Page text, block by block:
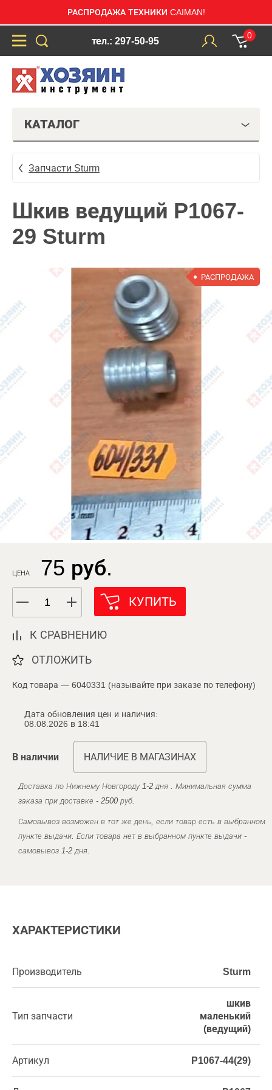
РАСПРОДАЖА ТЕХНИКИ CAIMAN!
тел.: 297-50-95
0
КАТАЛОГ
Запчасти Sturm
Шкив ведущий P1067-
29 Sturm
РАСПРОДАЖА
ЦЕНА 75 руб.
КУПИТЬ
К СРАВНЕНИЮ
ОТЛОЖИТЬ
Код товара — 6040331 (называйте при заказе по телефону)
Дата обновления цен и наличия:
08.08.2026 в 18:41
В наличии НАЛИЧИЕ В МАГАЗИНАХ
Доставка по Нижнему Новгороду 1-2 дня . Минимальная сумма
заказа при доставке - 2500 руб.
Самовывоз возможен в тот же день, если товар есть в выбранном
пункте выдачи. Если товара нет в выбранном пункте выдачи -
самовывоз 1-2 дня.
ХАРАКТЕРИСТИКИ
Производитель Sturm
Тип запчасти
шкив
маленький
(ведущий)
Артикул P1067-44(29)